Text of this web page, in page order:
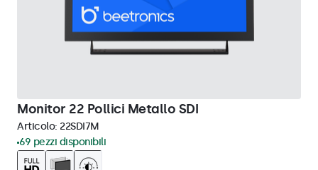
Monitor 22 Pollici Metallo SDI
Articolo: 22SDI7M
69 pezzi disponibili